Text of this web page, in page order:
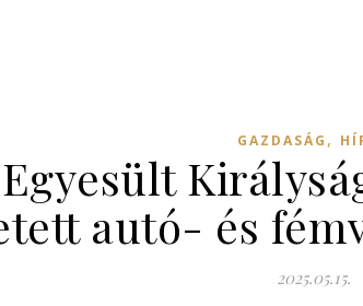
GAZDASÁG ,
autó- és
2025.05.15.